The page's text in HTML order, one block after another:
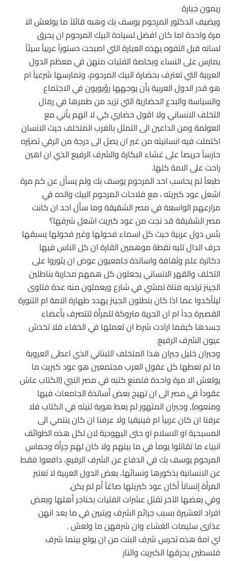
ريمون جبارة
ويضيف الدكتور المرحوم يوسف بك وهبه قائلاً ما يولعش الا
مرة واحدة اما كان افضل لسيادة البيك المرحوم ان يحرق
لسانه قبل التفوه بهذه العبارة التي اصبحت دستوراً عربياً سيئاً
يمارس على النساء وبخاصة الفتيات منهن في معظم الدول
العربية التي تعترف بحضارة البيك المرحوم، وتمارسها شرعياً ام
هو قدر الدول العربية بأن يوجهها رؤيويون في الاجتماع
والسياسة والبدع الحضارية التي تزيد من طمرها في رمال
التخلف الانساني ولا اقول حضاري كي لا اتهم بأني مع
العولمة ومن الداعين الى التمثل بالغرب المتخلف حيث الانسان
اكتملت فيه انسانيته من غير ان يصل الى درجة من الرقي تصيّره
حارساً حريصاَ على غشاء البكارة والشرف الرفيع الذي ان اهين
راحت على الامة كلها.
طبعاً لم يحاسب احد المرحوم يوسف بك ولم يسأل عن كم مرة
اشعل عود كبريته ، مع فلاحات المرحوم البيك والده في
مزارعهم الواسعة في مصر الشقيقة وما سأل احد ان كانت
مصر الشقيقة قد نجت من عود كبريت اشعل شرفها؟
بئس دول عربية حيث كل اسماء فحولها وغير فحولها يسبقها
حرف الدال تليه نقطة موهمين القارة ان كل الناس فيها
دكاترة علم وثقافة واساتذة جامعيون عوض ان يثوروا على
التخلف والقهر الانساني يجعلون كل همهم محاربة بناطلين
الجينز ترتديه فتاة تمشي في شارع ويعملون منه عدة فتاوى
ليتأكدوا عما اذا كان بنطلون الجينز يهدد طهارة الامة ام التنورة
القصيرة جداً ام ان الحرية متروكة للمرأة لتتصرف بأعضاء
جسدها كيفما ارادت شرط ان تعملها في الخفاء فلا تخدش
عيون الشرف الرفيع.
وجبران خليل جبران هذا المتخلف اللبناني الذي اعطى العروبة
ما لم تعطها كل عقول العرب مجتمعين هو عود كبريت ما
يولعش الا مرة واحدة فتمنع كتبه في مصر النبي (الكتاب عاش
عقوداً في مصر الى ان تهيج بعض أساتذة الجامعات فيها
ومنعوه), وجبران المتهور لم يعط هوية لنيته في الكتاب فلا
عرفنا ان كان عربياً ام فينيقيا ولا عرفنا ان كان ينتمي الى
المسيحية او الاسلام او حتى اليهودية لان لكل هذه الطوائف
انبياء ما تقاتلوا يوماً في ما بينهم ولا كان لهم جرأة وحماس
المرحوم يوسف بك في الدفاع عن الشرف الرفيع، دافعوا فقط
عن الانسانية بذكورها ونسائها، بعض الدول العربية لا تعتبر
المرأة إنساناً أكان عود كبريتها صاغاً أم لم يكن.
وفي بعضها الآخر تقتل عشرات الفتيات بخناجر أهلها وبعض
افراد العشيرة بسبب جرائم الشرف ويتبين في ما بعد انهن
عذارى سليمات الغشاء وان شرفهن ما ولعش .
اي امة هذه تحرس شرف البنت من ان يولع بينما شرف
فلسطين يحرقها الكبريت والنار